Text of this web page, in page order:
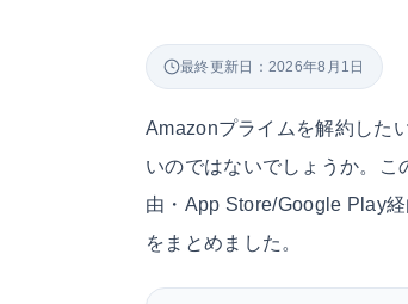
最終更新日：2026年8月1日
Amazonプライムを解約した
いのではないでしょうか。
由・App Store/Google Play
をまとめました。